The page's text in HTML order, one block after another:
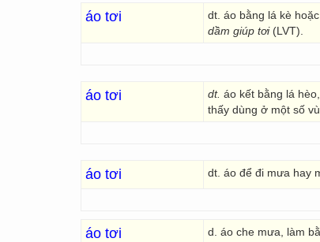
áo tơi dt. áo bằng lá kè
dầm giúp tơi(LVT).
áo tơi dt. áo kết bằng lá
thấy dùng ở một số
áo tơi dt. áo để đi mưa hay
áo tơi d. áo che mưa, làm